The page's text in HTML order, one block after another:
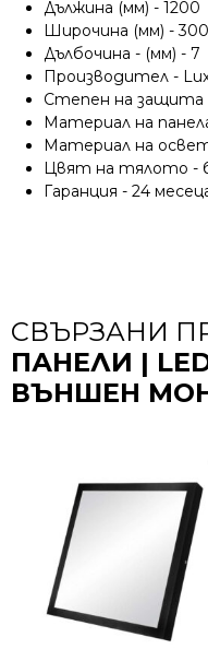
Дължина (мм) - 1200
Широчина (мм) - 300
Дълбочина - (мм) - 7
Производител -
Степен на защита
Материал на
Материал на
Цвят на тялото -
Гаранция - 24
СВЪРЗАНИ
ПАНЕЛИ |
ВЪНШЕН